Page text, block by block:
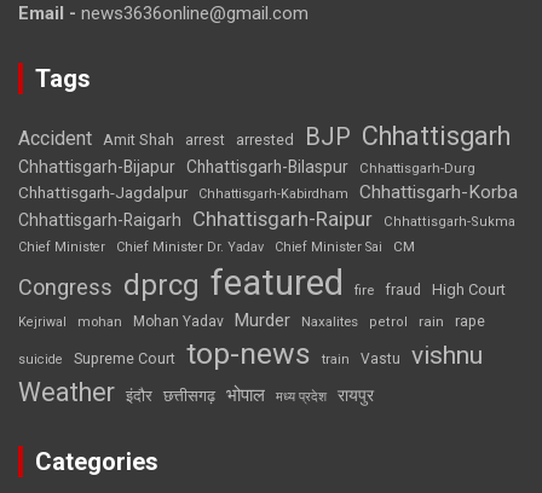
Email - news3636online@gmail.com
Tags
Accident Amit Shah arrest arrested BJP Chhattisgarh
Chhattisgarh-Bijapur Chhattisgarh-Bilaspur Chhattisgarh-Durg
Chhattisgarh-Jagdalpur Chhattisgarh-Kabirdham Chhattisgarh-Korba
Chhattisgarh-Raigarh Chhattisgarh-Raipur
Chhattisgarh-Sukma
Chief Minister
Chief Minister Dr. Yadav Chief Minister Sai CM
Congress dprcg featured fire fraud High Court
Kejriwal mohan Mohan Yadav Murder Naxalites petrol rain rape
suicide Supreme Court top-news train Vastu vishnu
Weather इंदौर छत्तीसगढ़ भोपाल मध्य प्रदेश रायपुर
Categories